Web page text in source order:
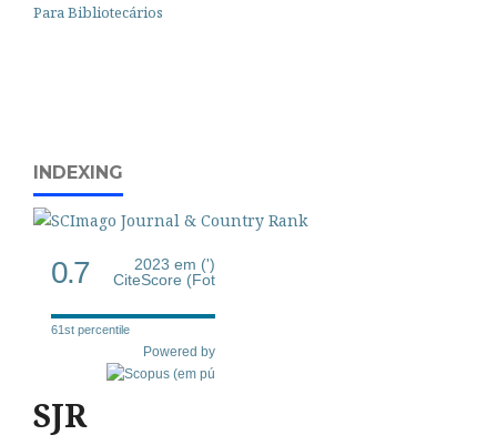
Para Bibliotecários
INDEXING
0.7
2023 em (')
CiteScore (Fot
61st percentile
Powered by
SJR